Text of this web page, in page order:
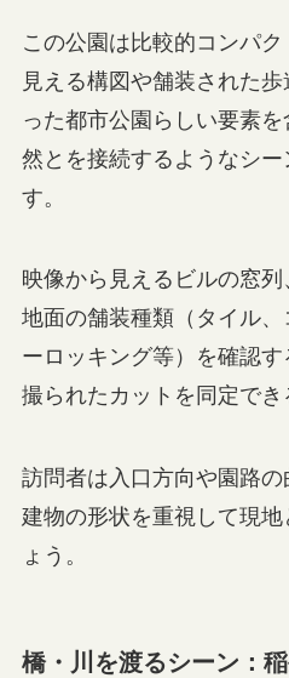
この公園は比較的コンパ
見える構図や舗装された
った都市公園らしい要素
然とを接続するようなシ
す。
映像から見えるビルの窓列
地面の舗装種類（タイル
ーロッキング等）を確認
撮られたカットを同定でき
訪問者は入口方向や園路
建物の形状を重視して現
ょう。
橋・川を渡るシーン：